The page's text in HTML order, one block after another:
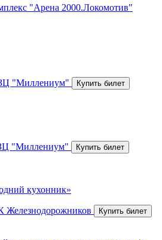
"Арена 2000.Локомотив"
"Миллениум"
"Миллениум"
кухонник»
Железнодорожников